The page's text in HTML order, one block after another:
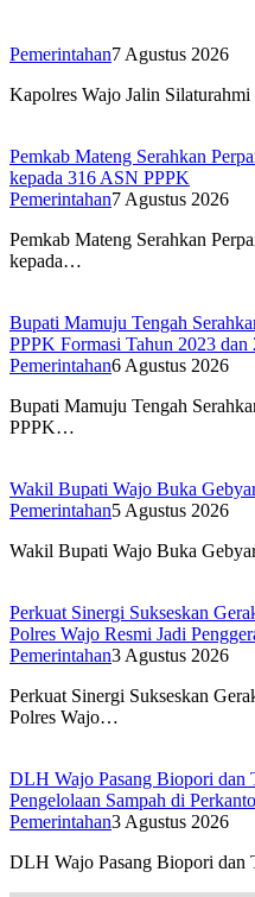
Pemerintahan7 Agustus 2026
Kapolres Wajo Jalin
Pemkab Mateng Serahkan
kepada 316 ASN PPPK
Pemerintahan7 Agustus 2026
Pemkab Mateng Serahkan
kepada…
Bupati Mamuju Tengah
PPPK Formasi Tahun 2023 dan
Pemerintahan6 Agustus 2026
Bupati Mamuju Tengah
PPPK…
Wakil Bupati Wajo Buka
Pemerintahan5 Agustus 2026
Wakil Bupati Wajo Buka
Perkuat Sinergi Sukseskan
Polres Wajo Resmi Jadi
Pemerintahan3 Agustus 2026
Perkuat Sinergi Sukseskan
Polres Wajo…
DLH Wajo Pasang Biopori dan
Pengelolaan Sampah di
Pemerintahan3 Agustus 2026
DLH Wajo Pasang Biopori